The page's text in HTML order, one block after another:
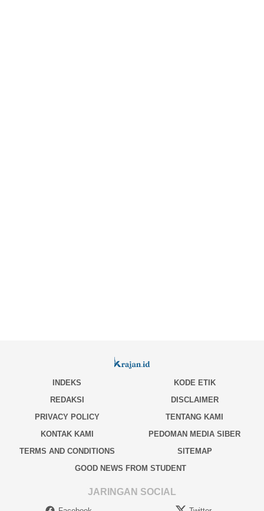
INDEKS
KODE ETIK
REDAKSI
DISCLAIMER
PRIVACY POLICY
TENTANG KAMI
KONTAK KAMI
PEDOMAN MEDIA SIBER
TERMS AND CONDITIONS
SITEMAP
GOOD NEWS FROM STUDENT
JARINGAN SOCIAL